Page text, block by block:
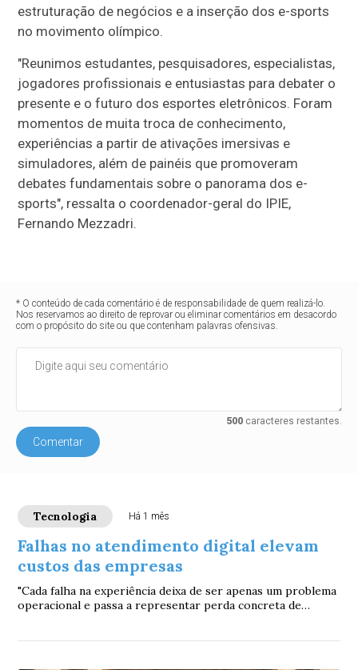
estruturação de negócios e a inserção dos e-sports
no movimento olímpico.
"Reunimos estudantes, pesquisadores, especialistas,
jogadores profissionais e entusiastas para debater o
presente e o futuro dos esportes eletrônicos. Foram
momentos de muita troca de conhecimento,
experiências a partir de ativações imersivas e
simuladores, além de painéis que promoveram
debates fundamentais sobre o panorama dos e-
sports", ressalta o coordenador-geral do IPIE,
Fernando Mezzadri.
* O conteúdo de cada comentário é de responsabilidade de quem realizá-lo.
Nos reservamos ao direito de reprovar ou eliminar comentários em desacordo
com o propósito do site ou que contenham palavras ofensivas.
500caracteres restantes.
Comentar
Tecnologia Há 1 mês
Falhas no atendimento digital elevam
custos das empresas
"Cada falha na experiência deixa de ser apenas um problema
operacional e passa a representar perda concreta de